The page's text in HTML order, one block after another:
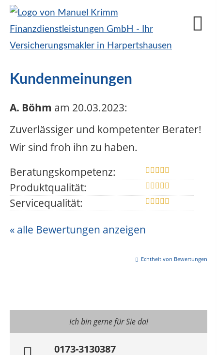
Kundenmeinungen
A. Böhm am 20.03.2023:
Zuverlässiger und kompetenter Berater!
Wir sind froh ihn zu haben.
Beratungskompetenz:
Produktqualität:
Servicequalität:
« alle Bewertungen anzeigen
Echtheit von Bewertungen
Ich bin gerne für Sie da!
0173-3130387